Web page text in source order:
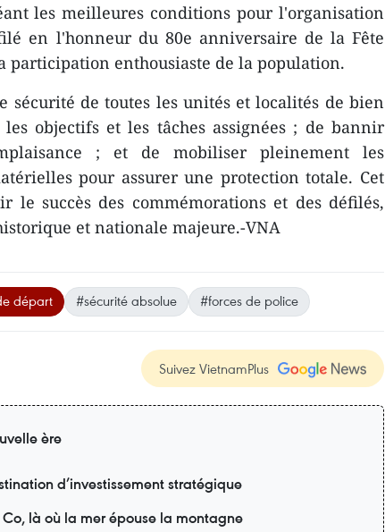
les meilleures conditions pour l'organisation
en l'honneur du 80e anniversaire de la Fête
participation enthousiaste de la population.
sécurité de toutes les unités et localités de bien
objectifs et les tâches assignées ; de bannir
; et de mobiliser pleinement les
pour assurer une protection totale. Cet
le succès des commémorations et des défilés,
et nationale majeure.-VNA
départ #sécurité absolue #forces de police
Suivez VietnamPlus
ère
d’investissement stratégique
là où la mer épouse la montagne